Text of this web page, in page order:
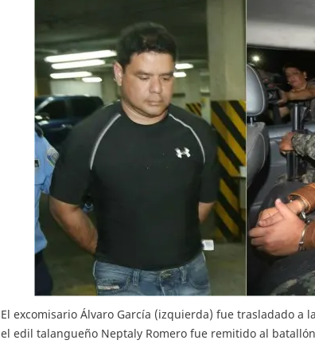
El excomisario Álvaro García (izquierda) fue trasladado a
el edil talangueño Neptaly Romero fue remitido al